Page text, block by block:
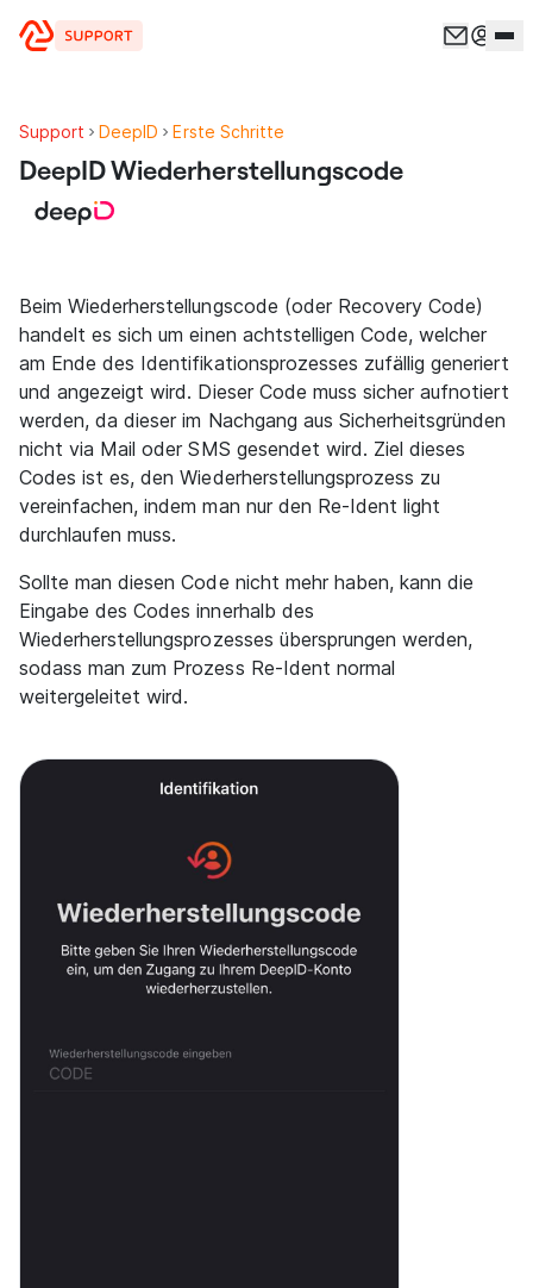
Support DeepID Erste Schritte
DeepID Wiederherstellungscode
Beim Wiederherstellungscode (oder Recovery Code)
handelt es sich um einen achtstelligen Code, welcher
am Ende des Identifikationsprozesses zufällig generiert
und angezeigt wird. Dieser Code muss sicher aufnotiert
werden, da dieser im Nachgang aus Sicherheitsgründen
nicht via Mail oder SMS gesendet wird. Ziel dieses
Codes ist es, den Wiederherstellungsprozess zu
vereinfachen, indem man nur den Re-Ident light
durchlaufen muss.
Sollte man diesen Code nicht mehr haben, kann die
Eingabe des Codes innerhalb des
Wiederherstellungsprozesses übersprungen werden,
sodass man zum Prozess Re-Ident normal
weitergeleitet wird.